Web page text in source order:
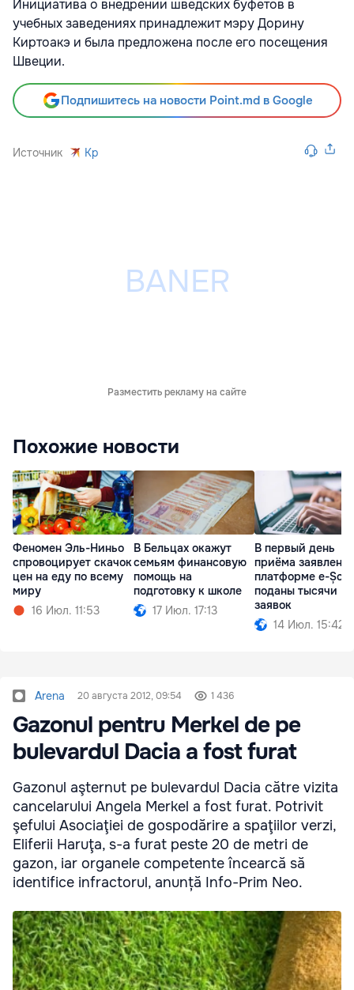
Инициатива о внедрении шведских буфетов в
учебных заведениях принадлежит мэру Дорину
Киртоакэ и была предложена после его посещения
Швеции.
Подпишитесь на новости Point.md в Google
Источник Kp
Разместить рекламу на сайте
Похожие новости
Феномен Эль-Ниньо
спровоцирует скачок
цен на еду по всему
миру
16 Июл. 11:53
В Бельцах окажут
семьям финансовую
помощь на
подготовку к школе
17 Июл. 17:13
В первый день
приёма
платформе e-
поданы тысячи
заявок
14 Июл. 15:42
Arena 20 августа 2012, 09:54 1 436
Gazonul pentru Merkel de pe
bulevardul Dacia a fost furat
Gazonul aşternut pe bulevardul Dacia către vizita
cancelarului Angela Merkel a fost furat. Potrivit
şefului Asociaţiei de gospodărire a spaţiilor verzi,
Eliferii Haruţa, s-a furat peste 20 de metri de
gazon, iar organele competente încearcă să
identifice infractorul, anunță Info-Prim Neo.